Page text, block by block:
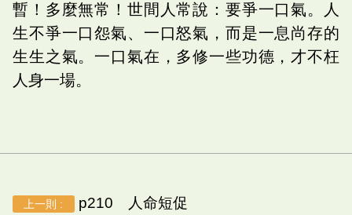
暫！多麼無常！世間人常說：要爭一口氣。人
生不爭一口怨氣、一口怒氣，而是一息尚存的
生生之氣。一口氣在，多修一些功德，才不枉
人身一場。
上一則 : p210 人命短促